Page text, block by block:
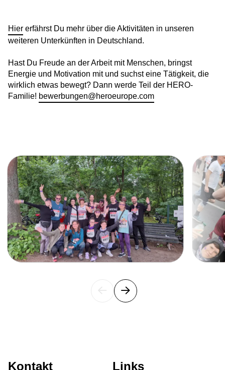
Zauberhafte Physik
Gemeinsam Zukunft gestalten: HERO bei
Kehrwoche ohne Grenzen
Disco-Start in den Sommerferien
Sommerfeste in unseren Unterkünften
Patenschaft für die Zukunft: Gärtnern,
Begegnen, Gemeinsam Wachsen
Horizonte erweitern: Austauschprogramm
Wurzeln im Norden, Wirkung in Europa –
gemeinsam Zukunft möglich machen
Eigenregie
Hier erfährst Du mehr über die Aktivitäten in unseren
weiteren Unterkünften in Deutschland.
Hast Du Freude an der Arbeit mit Menschen, bringst
Energie und Motivation mit und suchst eine Tätigkeit, die
wirklich etwas bewegt? Dann werde Teil der HERO-
Familie! bewerbungen@heroeurope.com
Slide 1 of 21
Kontakt Links